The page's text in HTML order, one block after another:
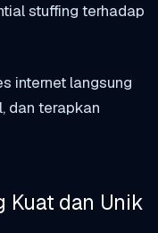
stuffing terhadap
internet langsung
dan terapkan
Kuat dan Unik